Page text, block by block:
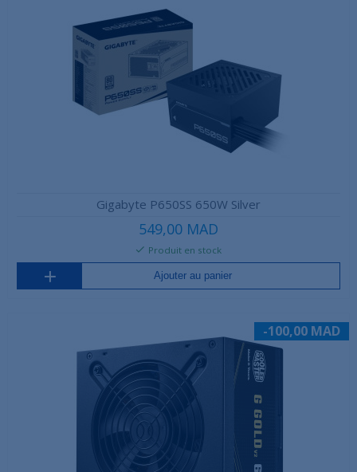
Gigabyte P650SS 650W Silver
549,00 MAD
Produit en stock
Ajouter au panier
-100,00 MAD